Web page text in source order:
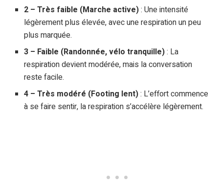
2 – Très faible (Marche active): Une intensité
légèrement plus élevée, avec une respiration un peu
plus marquée.
3 – Faible (Randonnée, vélo tranquille): La
respiration devient modérée, mais la conversation
reste facile.
4 – Très modéré (Footing lent): L’effort commence
à se faire sentir, la respiration s’accélère légèrement.